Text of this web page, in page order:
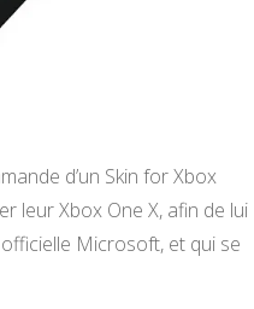
d’un Skin for Xbox
leur Xbox One X, afin de lui
Microsoft, et qui se